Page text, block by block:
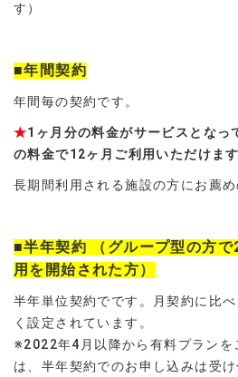
す）
■年間契約
年間毎の契約です。
★1ヶ月分の料金がサービスとなっ
の料金で12ヶ月ご利用いただけます
長期間利用される施設の方にお薦め
■半年契約 （グループ型の方
用を開始された方）
半年単位契約でです。月契約に比
く設定されています。
※2022年4月以降から有料プランを
は、半年契約でのお申し込みは受